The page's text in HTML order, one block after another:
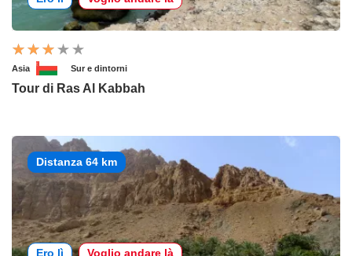
Asia Sur e dintorni
Tour di Ras Al Kabbah
Distanza 64 km
Ero lì Voglio andare là